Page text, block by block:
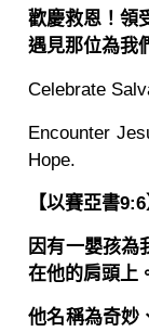
歡慶救恩！領
遇見那位為我
Celebrate
Encounter
Hope.
【以賽亞書9:6
因有一嬰孩為
在他的肩頭上
他名稱為奇妙